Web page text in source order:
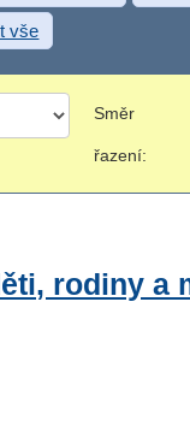
vše
Směr
řazení:
rodiny a